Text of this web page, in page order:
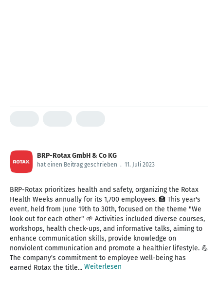
BRP-Rotax GmbH & Co KG
hat einen Beitrag geschrieben . 11. Juli 2023
BRP-Rotax prioritizes health and safety, organizing the Rotax
Health Weeks annually for its 1,700 employees. 🏥 This year's
event, held from June 19th to 30th, focused on the theme "We
look out for each other" 🌱 Activities included diverse courses,
workshops, health check-ups, and informative talks, aiming to
enhance communication skills, provide knowledge on
nonviolent communication and promote a healthier lifestyle. 💪
The company's commitment to employee well-being has
earned Rotax the title... Weiterlesen